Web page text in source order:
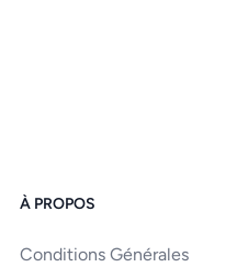
À PROPOS
Conditions Générales